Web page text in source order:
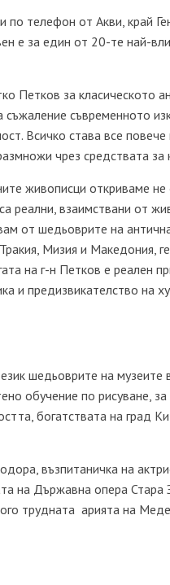
телефон от Акви, край
е за един от 20-те най-
Петков за класическото
съвременното
Всичко става все
чрез средствата за
живописци откриваме
реални, взаимствани от
от шедьоврите на
Мизия и Македония,
на г-н Петков е реален
и предизвикателство на
шедьоврите на музеите
обучение по рисуване,
богатствата на град
възпитаничка на
на Държавна опера Стара
трудната арията на